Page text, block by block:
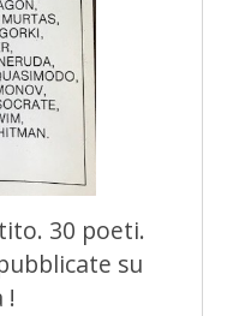
30 poeti.
su
!